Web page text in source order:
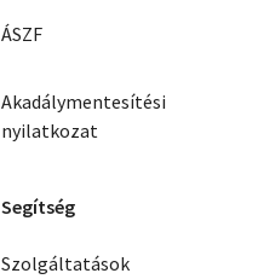
ÁSZF
Akadálymentesítési
nyilatkozat
Segítség
Szolgáltatások